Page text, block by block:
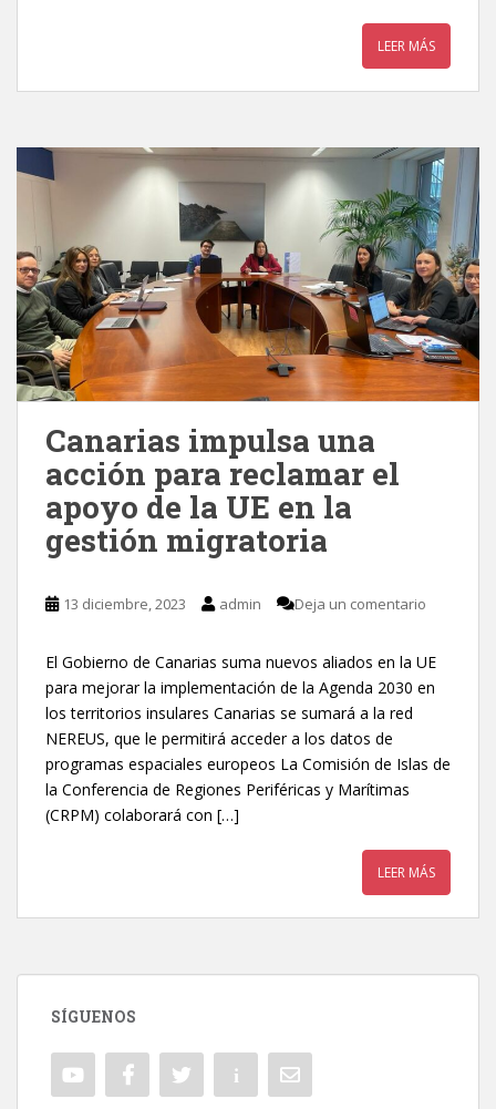
LEER MÁS
Canarias impulsa una
acción para reclamar el
apoyo de la UE en la
gestión migratoria
13 diciembre, 2023 admin Deja un comentario
El Gobierno de Canarias suma nuevos aliados en la UE
para mejorar la implementación de la Agenda 2030 en
los territorios insulares Canarias se sumará a la red
NEREUS, que le permitirá acceder a los datos de
programas espaciales europeos La Comisión de Islas de
la Conferencia de Regiones Periféricas y Marítimas
(CRPM) colaborará con […]
LEER MÁS
SÍGUENOS